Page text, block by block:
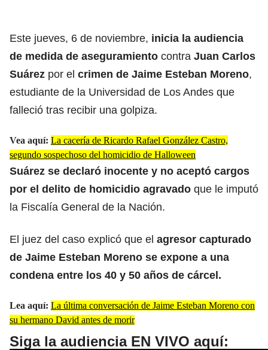
Este jueves, 6 de noviembre, inicia la audiencia
de medida de aseguramiento contra Juan Carlos
Suárez por el crimen de Jaime Esteban Moreno,
estudiante de la Universidad de Los Andes que
falleció tras recibir una golpiza.
Vea aquí: La cacería de Ricardo Rafael González Castro,
segundo sospechoso del homicidio de Halloween
Suárez se declaró inocente y no aceptó cargos
por el delito de homicidio agravado que le imputó
la Fiscalía General de la Nación.
El juez del caso explicó que el agresor capturado
de Jaime Esteban Moreno se expone a una
condena entre los 40 y 50 años de cárcel.
Lea aquí: La última conversación de Jaime Esteban Moreno con
su hermano David antes de morir
Siga la audiencia EN VIVO aquí: